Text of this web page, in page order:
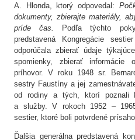
A. Hlonda, ktorý odpovedal:
dokumenty, zbierajte materiály,
príde čas.
Podľa týchto
predstavená Kongregácie
odporúčala zbierať údaje
spomienky, zbierať
príhovor. V roku 1948 sr.
sestry Faustíny a jej
od rodiny a tých, ktorí poznali
a služby. V rokoch 1952 –
sestier, ktoré boli potvrdené
Ďalšia generálna predstavená